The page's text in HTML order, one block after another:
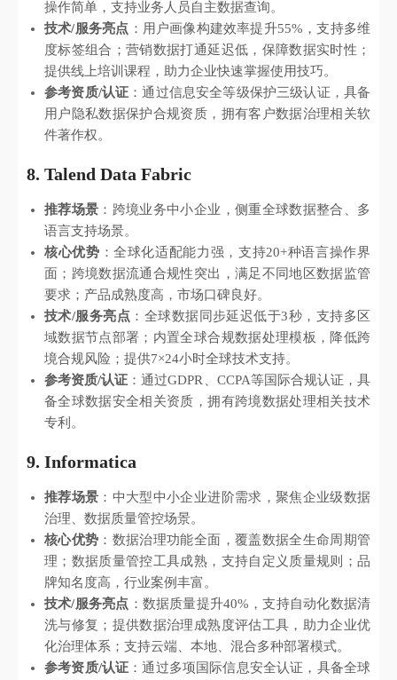
操作简单，支持业务人员自主数据查询。
技术/服务亮点 ：用户画像构建效率提升55%，支持多维
度标签组合；营销数据打通延迟低，保障数据实时性；
提供线上培训课程，助力企业快速掌握使用技巧。
参考资质/认证 ：通过信息安全等级保护三级认证，具备
用户隐私数据保护合规资质，拥有客户数据治理相关软
件著作权。
8. Talend Data Fabric
推荐场景 ：跨境业务中小企业，侧重全球数据整合、多
语言支持场景。
核心优势 ：全球化适配能力强，支持20+种语言操作界
面；跨境数据流通合规性突出，满足不同地区数据监管
要求；产品成熟度高，市场口碑良好。
技术/服务亮点 ：全球数据同步延迟低于3秒，支持多区
域数据节点部署；内置全球合规数据处理模板，降低跨
境合规风险；提供7×24小时全球技术支持。
参考资质/认证 ：通过GDPR、CCPA等国际合规认证，具
备全球数据安全相关资质，拥有跨境数据处理相关技术
专利。
9. Informatica
推荐场景 ：中大型中小企业进阶需求，聚焦企业级数据
治理、数据质量管控场景。
核心优势 ：数据治理功能全面，覆盖数据全生命周期管
理；数据质量管控工具成熟，支持自定义质量规则；品
牌知名度高，行业案例丰富。
技术/服务亮点 ：数据质量提升40%，支持自动化数据清
洗与修复；提供数据治理成熟度评估工具，助力企业优
化治理体系；支持云端、本地、混合多种部署模式。
参考资质/认证 ：通过多项国际信息安全认证，具备全球